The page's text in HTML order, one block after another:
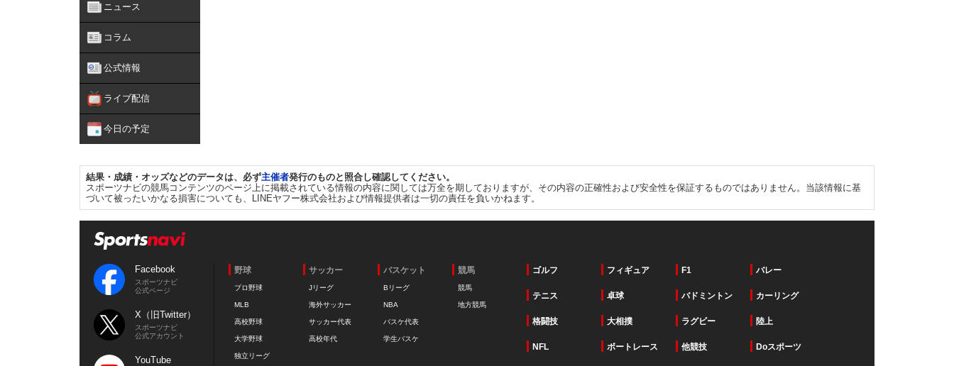
ニュース
コラム
公式情報
ライブ配信
今日の予定
結果・成績・オッズなどのデータは、必ず主催者発行のものと照合し確認してください。
スポーツナビの競馬コンテンツのページ上に掲載されている情報の内容に関しては万全を期しておりますが、その内容の正確性および安全性を保証するものではありません。当該情報に基
づいて被ったいかなる損害についても、LINEヤフー株式会社および情報提供者は一切の責任を負いかねます。
Facebook
スポーツナビ
公式ページ
X（旧Twitter）
スポーツナビ
公式アカウント
YouTube
野球
プロ野球
MLB
高校野球
大学野球
独立リーグ
サッカー
Jリーグ
海外サッカー
サッカー代表
高校年代
バスケット
Bリーグ
NBA
バスケ代表
学生バスケ
競馬
競馬
地方競馬
ゴルフ フィギュア F1 バレー
テニス 卓球 バドミントン カーリング
格闘技 大相撲 ラグビー 陸上
NFL ボートレース 他競技 Doスポーツ